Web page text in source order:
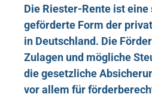
Die Riester-Rente ist
geförderte Form der
in Deutschland. Die
Zulagen und mögliche
die gesetzliche
vor allem für